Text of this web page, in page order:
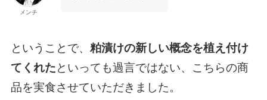
メンチ
ということで、 粕漬けの新しい概念を植え付け
てくれたといっても過言ではない、こちらの商
品を実食させていただきました。